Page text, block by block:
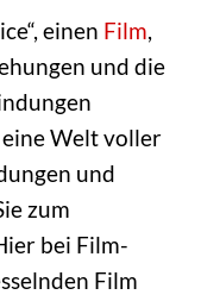
einen Film,
und die
Welt voller
und
zum
bei Film-
Film